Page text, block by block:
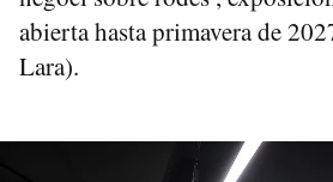
abierta hasta primavera de
Lara).